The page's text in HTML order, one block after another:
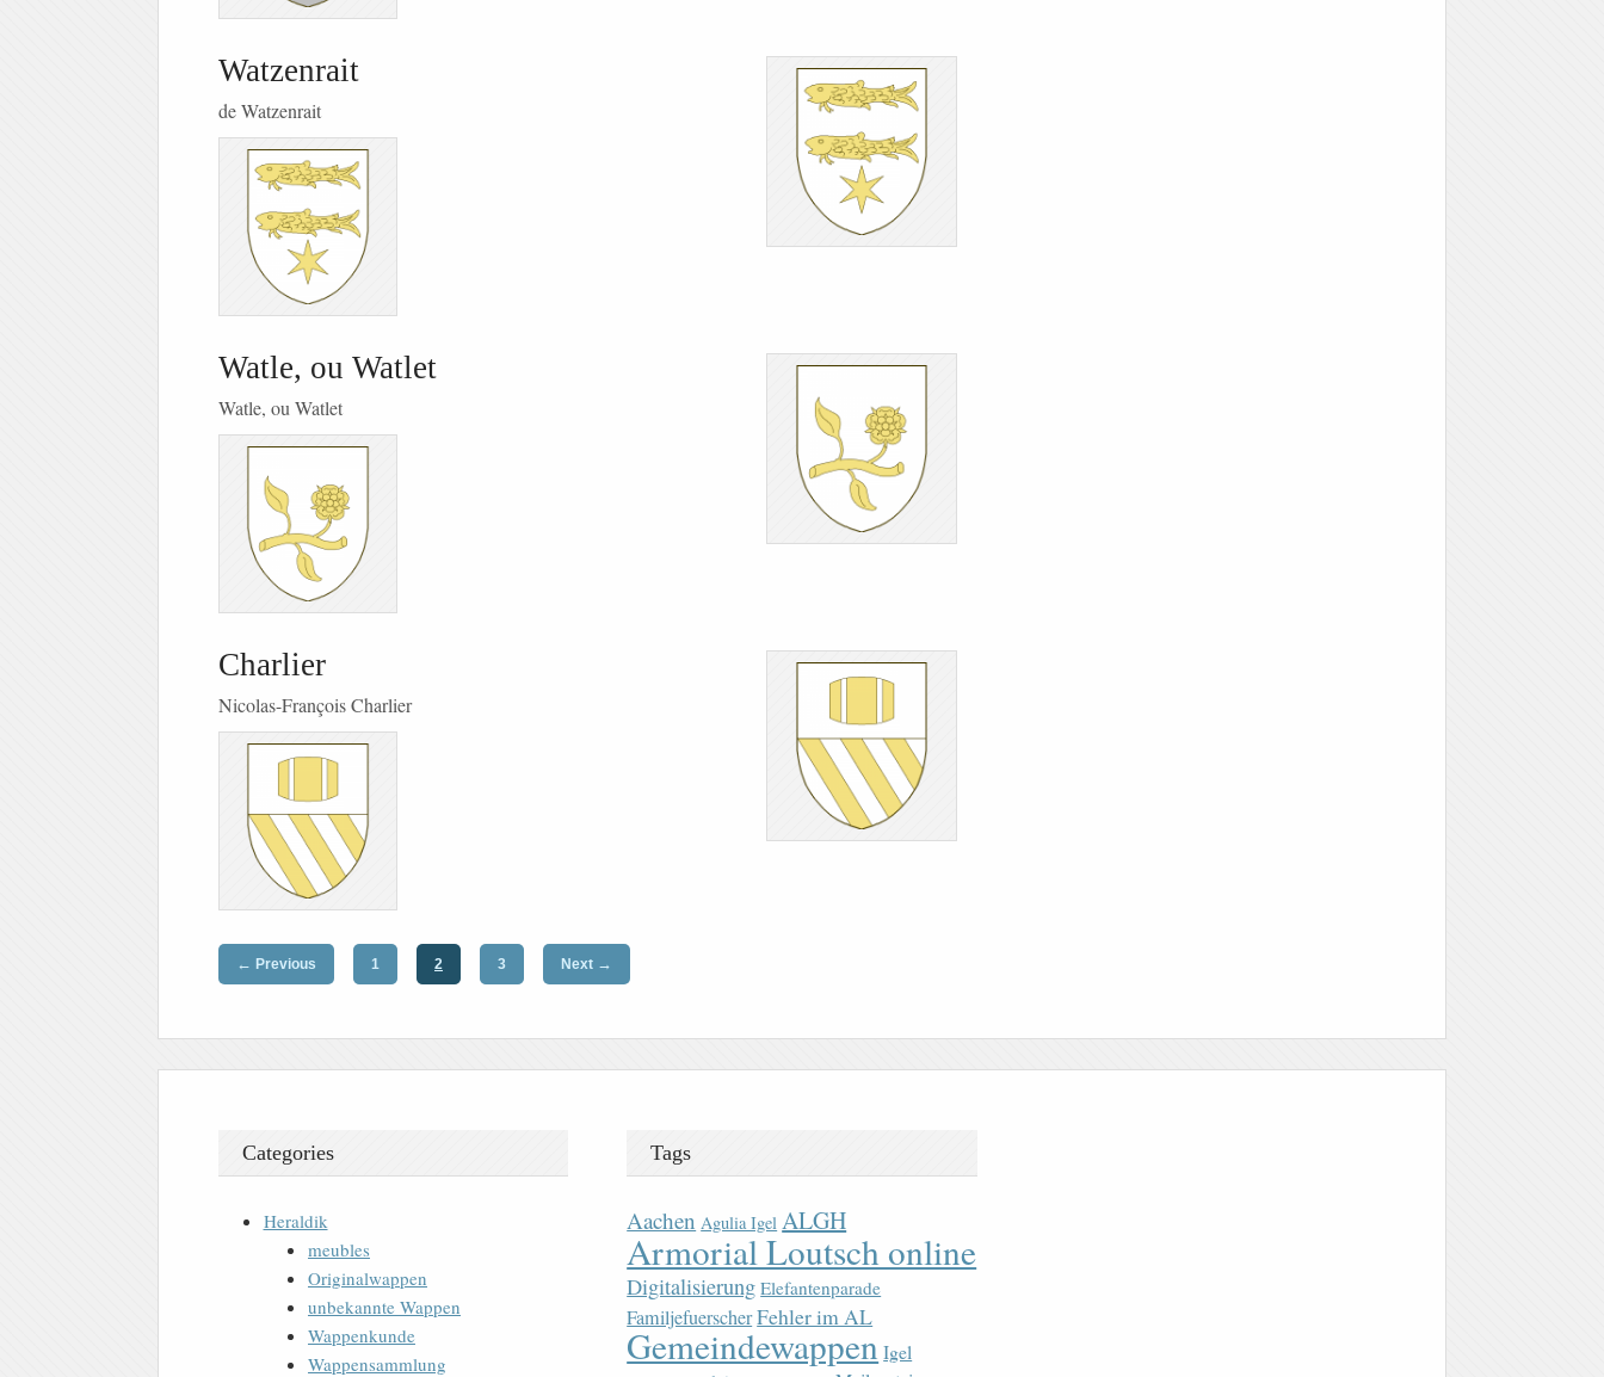
Watzenrait
de Watzenrait
Watle, ou Watlet
Watle, ou Watlet
Charlier
Nicolas-François Charlier
← Previous 1 2 3 Next →
Categories
Heraldik
meubles
Originalwappen
unbekannte Wappen
Wappenkunde
Wappensammlung
Tags
Aachen Agulia Igel ALGH
Armorial Loutsch online
Digitalisierung Elefantenparade
FamiljefuerscherFehler im AL
Gemeindewappen Igel